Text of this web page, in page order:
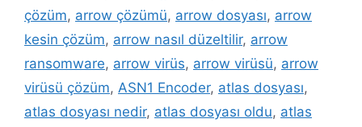
çözüm, arrow çözümü, arrow dosyası, arrow
kesin çözüm, arrow nasıl düzeltilir, arrow
ransomware, arrow virüs, arrow virüsü, arrow
virüsü çözüm, ASN1 Encoder, atlas dosyası,
atlas dosyası nedir, atlas dosyası oldu, atlas